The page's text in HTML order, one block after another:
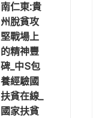
南仁東:貴
州脫貧攻
堅戰場上
的精神豐
碑_中S包
養經驗國
扶貧在線_
國家扶貧